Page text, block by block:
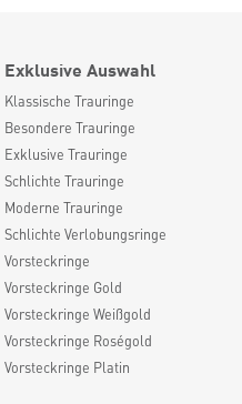
Exklusive Auswahl
Klassische Trauringe
Besondere Trauringe
Exklusive Trauringe
Schlichte Trauringe
Moderne Trauringe
Schlichte Verlobungsringe
Vorsteckringe
Vorsteckringe Gold
Vorsteckringe Weißgold
Vorsteckringe Roségold
Vorsteckringe Platin